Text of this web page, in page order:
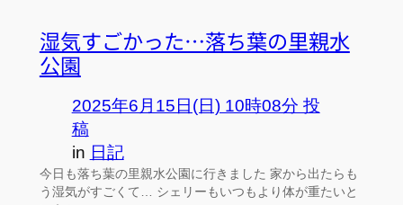
湿気すごかった…落ち葉の里親水
公園
2025年6月15日(日) 10時08分 投
稿
in 日記
今日も落ち葉の里親水公園に行きました 家から出たらも
う湿気がすごくて… シェリーもいつもより体が重たいと